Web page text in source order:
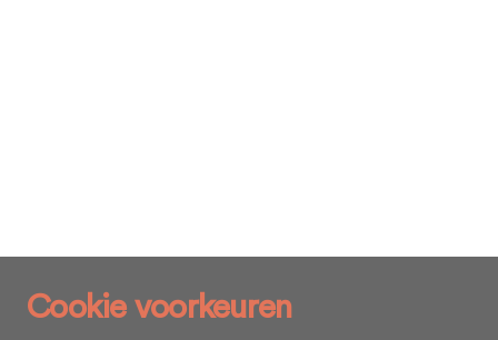
Cookie voorkeuren